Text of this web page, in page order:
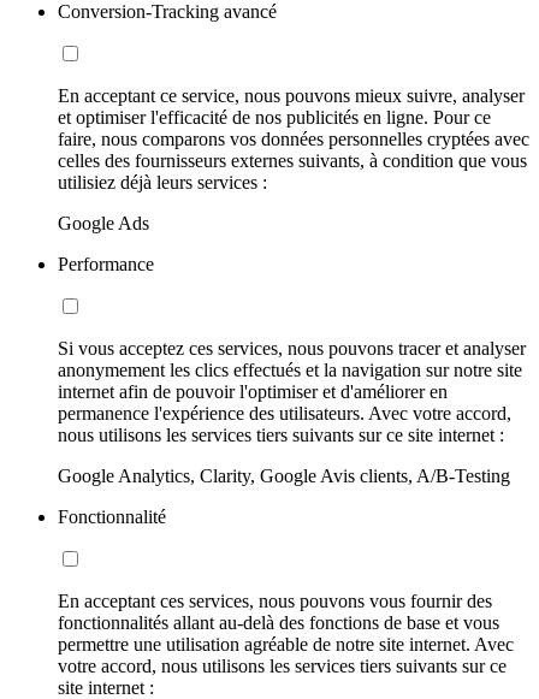
Conversion-Tracking avancé
En acceptant ce service, nous pouvons mieux suivre, analyser
et optimiser l'efficacité de nos publicités en ligne. Pour ce
faire, nous comparons vos données personnelles cryptées avec
celles des fournisseurs externes suivants, à condition que vous
utilisiez déjà leurs services :
Google Ads
Performance
Si vous acceptez ces services, nous pouvons tracer et analyser
anonymement les clics effectués et la navigation sur notre site
internet afin de pouvoir l'optimiser et d'améliorer en
permanence l'expérience des utilisateurs. Avec votre accord,
nous utilisons les services tiers suivants sur ce site internet :
Google Analytics, Clarity, Google Avis clients, A/B-Testing
Fonctionnalité
En acceptant ces services, nous pouvons vous fournir des
fonctionnalités allant au-delà des fonctions de base et vous
permettre une utilisation agréable de notre site internet. Avec
votre accord, nous utilisons les services tiers suivants sur ce
site internet :